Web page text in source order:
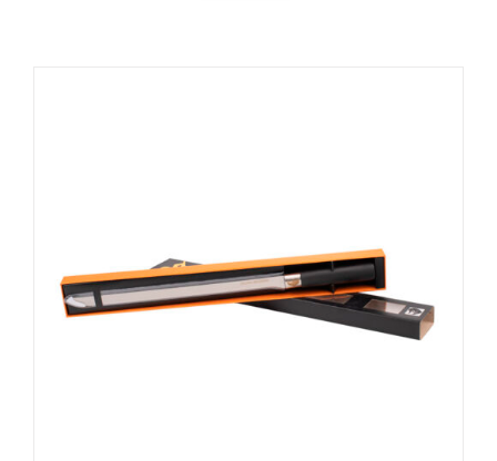
AÑADIR AL CARRITO / DETALLES